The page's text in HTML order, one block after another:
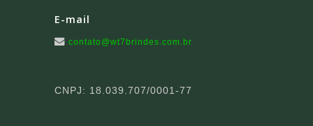
E-mail
contato@wt7brindes.com.br
CNPJ: 18.039.707/0001-77